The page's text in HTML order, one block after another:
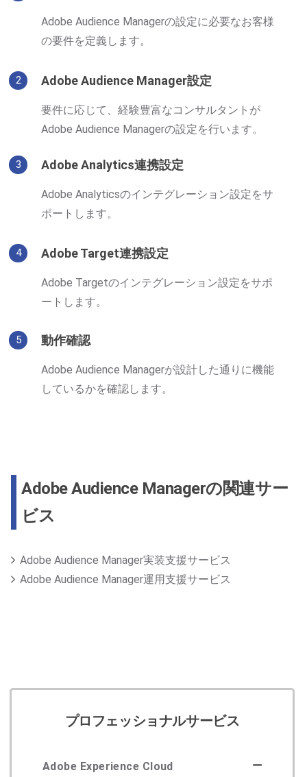
Adobe Audience Managerの設定に必要なお客様
の要件を定義します。
2 Adobe Audience Manager設定
要件に応じて、経験豊富なコンサルタントが
Adobe Audience Managerの設定を行います。
3 Adobe Analytics連携設定
Adobe Analyticsのインテグレーション設定をサ
ポートします。
4 Adobe Target連携設定
Adobe Targetのインテグレーション設定をサポ
ートします。
5 動作確認
Adobe Audience Managerが設計した通りに機能
しているかを確認します。
Adobe Audience Managerの関連サー
ビス
Adobe Audience Manager実装支援サービス
Adobe Audience Manager運用支援サービス
プロフェッショナルサービス
Adobe Experience Cloud